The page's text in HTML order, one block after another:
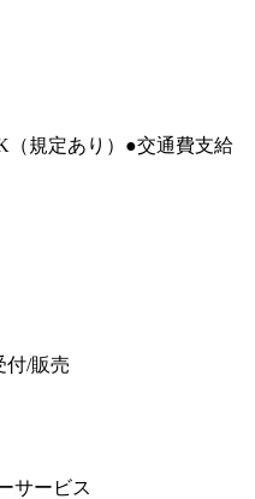
規定あり）●交通費支給
付/販売
サービス